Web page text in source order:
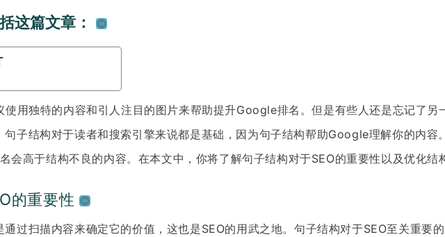
这篇文章：
使用独特的内容和引人注目的图片来帮助提升Google排名。但是有些人还是忘记了
句子结构对于读者和搜索引擎来说都是基础，因为句子结构帮助Google理解你的内容
会高于结构不良的内容。在本文中，你将了解句子结构对于SEO的重要性以及优化结
的重要性
通过扫描内容来确定它的价值，这也是SEO的用武之地。句子结构对于SEO至关重要